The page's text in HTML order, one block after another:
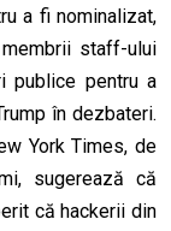
a fi nominalizat,
staff-ului
publice pentru a
în dezbateri.
York Times, de
sugerează că
că hackerii din